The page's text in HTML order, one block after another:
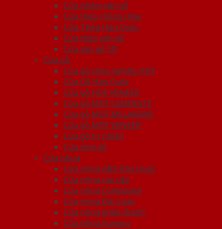
Cửa nhôm vân gỗ
Cửa thép chống cháy
Cửa Thép Hàn Quốc
Cửa thép vân gỗ
Cửa vân gỗ 5D
Cửa gỗ
Cửa gỗ công nghiệp HDF
Cửa Gỗ Hàn Quốc
Cửa gỗ HDF VENEER
Cửa gỗ MDF LAMINATE
Cửa gỗ MDF MELAMINE
Cửa gỗ MDF VENEER
Cửa gỗ tự nhiên
Cửa vòm gỗ
Cửa nhựa
Cửa nhựa ABS Hàn Quốc
Cửa nhựa cao cấp
Cửa nhựa Composite
Cửa nhựa Đài Loan
Cửa nhựa ghép thanh
Cửa nhựa Sungyu